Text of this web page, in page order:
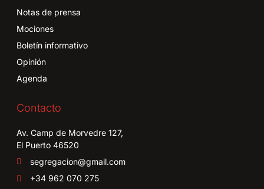
Notas de prensa
Mociones
Boletín informativo
Opinión
Agenda
Contacto
Av. Camp de Morvedre 127,
El Puerto 46520
segregacion@gmail.com
+34 962 070 275